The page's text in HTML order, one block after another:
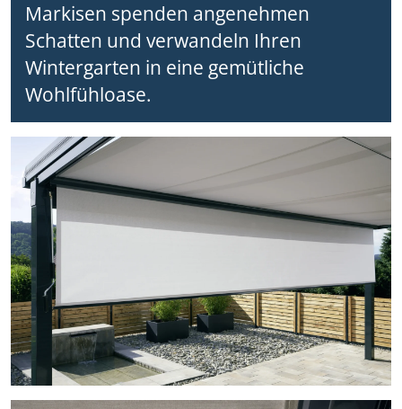
Markisen spenden angenehmen
Schatten und verwandeln Ihren
Wintergarten in eine gemütliche
Wohlfühloase.